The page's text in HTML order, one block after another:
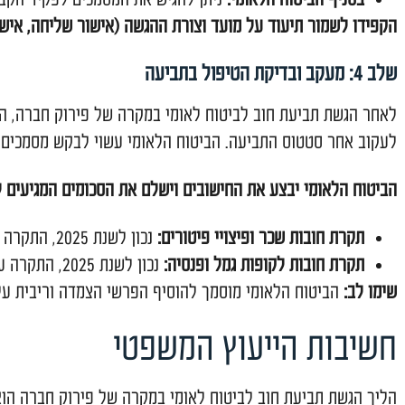
המדויקת.
כל סוג חוב: שכר, פיצויי פיטורים, דמי חופשה,
של הסכומים שכן יש לדבר חשיבות מכרעת לעניין
התומכים בכל חוב שנטען.
לביטוח לאומי במקרה של פירוק חברה ניתן להגיש
האישיים של הביטוח הלאומי:הדרך המהירה והמומלצת,
/ פקס:ישירות לסניף הביטוח הלאומי הקרוב למקום
על מועד וצורת ההגשה (אישור שליחה, אישור קבלה).